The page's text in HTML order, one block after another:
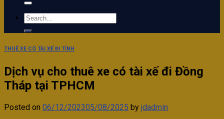
THUÊ XE CÓ TÀI XẾ ĐI TỈNH
Dịch vụ cho thuê xe có tài xế đi Đồng
Tháp tại TPHCM
Posted on 06/12/202305/08/2025 by jdadmin